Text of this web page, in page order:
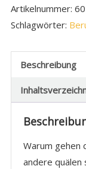
Artikelnummer:
Schlagwörter:
Beschreibung
Warum gehen
andere quälen